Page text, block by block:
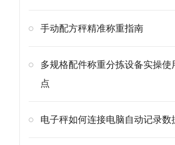
手动配方秤精准称重指南
多规格配件称重分拣设备实操使
点
电子秤如何连接电脑自动记录数